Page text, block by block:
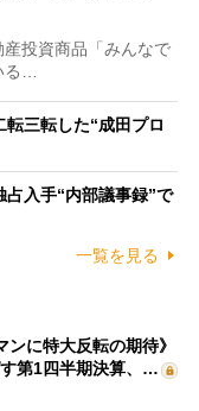
投資商品「みんなで
る…
転三転した“成田プロ
占入手“内部議事録”で
一覧を見る
ンに特大反転の期待》
第1四半期決算、…